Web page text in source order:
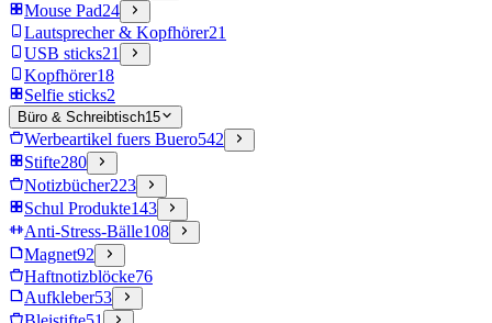
Mouse Pad24
Lautsprecher & Kopfhörer21
USB sticks21
Kopfhörer18
Selfie sticks2
Büro & Schreibtisch15
Werbeartikel fuers Buero542
Stifte280
Notizbücher223
Schul Produkte143
Anti-Stress-Bälle108
Magnet92
Haftnotizblöcke76
Aufkleber53